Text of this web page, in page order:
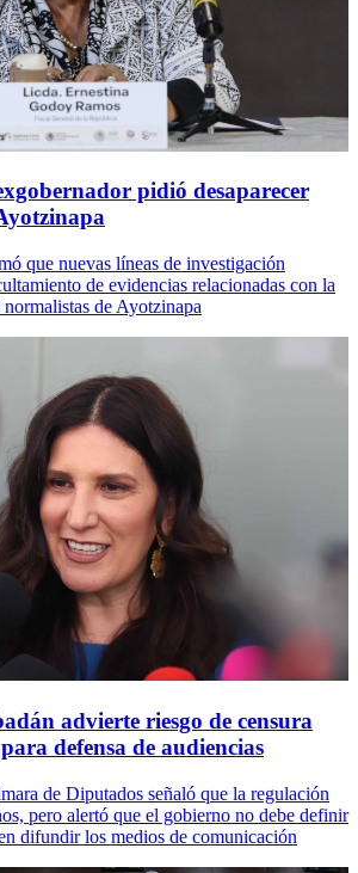
pidió desaparecer
que nuevas líneas de investigación
de evidencias relacionadas con la
de Ayotzinapa
advierte riesgo de censura
defensa de audiencias
de Diputados señaló que la regulación
pero alertó que el gobierno no debe definir
difundir los medios de comunicación